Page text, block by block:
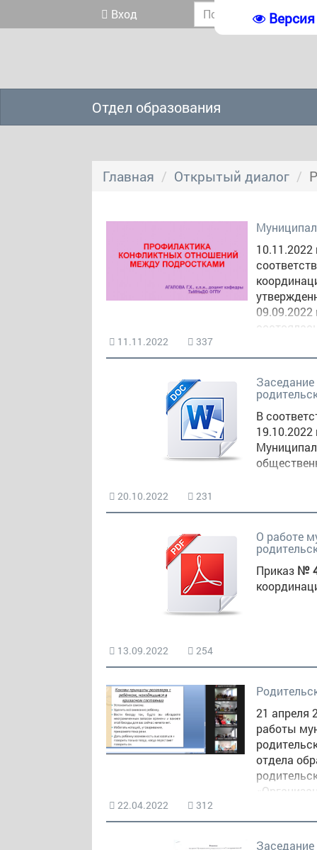
Вход
Отдел образования
Главная Открытый диалог
10.11.2022
развития
11.11.2022 337
В
20.10.2022 231
О работе
Приказ №
13.09.2022 254
21 апреля
работы
отдела
22.04.2022 312